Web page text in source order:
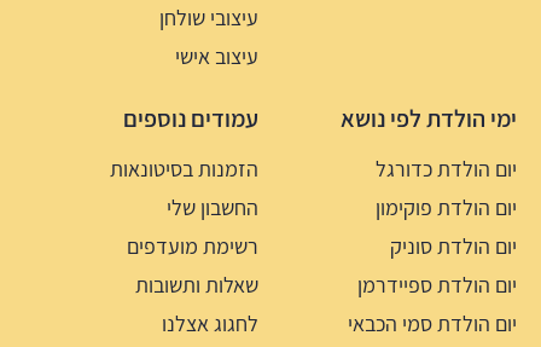
עיצובי שולחן
עיצוב אישי
ימי הולדת לפי נושא
יום הולדת כדורגל
יום הולדת פוקימון
יום הולדת סוניק
יום הולדת ספיידרמן
יום הולדת סמי הכבאי
עמודים נוספים
הזמנות בסיטונאות
החשבון שלי
רשימת מועדפים
שאלות ותשובות
לחגוג אצלנו